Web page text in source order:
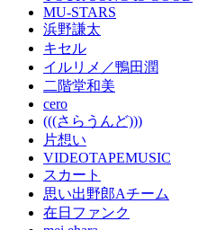
MU-STARS
浜野謙太
キセル
イルリメ／鴨田潤
二階堂和美
cero
(((さらうんど)))
片想い
VIDEOTAPEMUSIC
スカート
思い出野郎Aチーム
在日ファンク